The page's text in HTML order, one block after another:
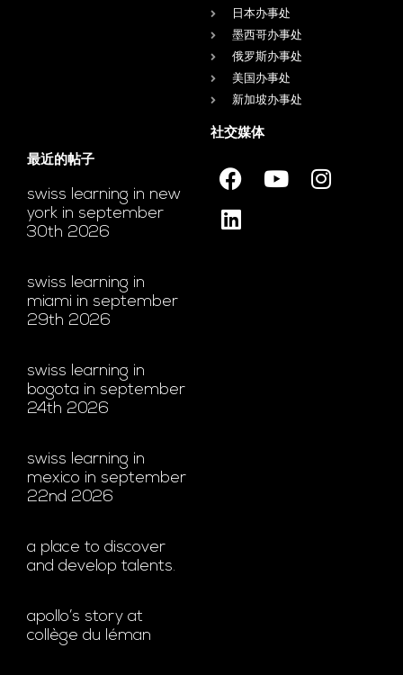
日本办事处
墨西哥办事处
俄罗斯办事处
美国办事处
新加坡办事处
最近的帖子
swiss learning in new
york in september
30th 2026
swiss learning in
miami in september
29th 2026
swiss learning in
bogota in september
24th 2026
swiss learning in
mexico in september
22nd 2026
a place to discover
and develop talents.
apollo’s story at
collège du léman
社交媒体